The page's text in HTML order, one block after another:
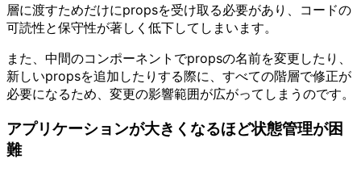
層に渡すためだけにpropsを受け取る必要があり、コードの
可読性と保守性が著しく低下してしまいます。
また、中間のコンポーネントでpropsの名前を変更したり、
新しいpropsを追加したりする際に、すべての階層で修正が
必要になるため、変更の影響範囲が広がってしまうのです。
アプリケーションが大きくなるほど状態管理が困
難